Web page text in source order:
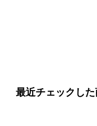
最近チェックし